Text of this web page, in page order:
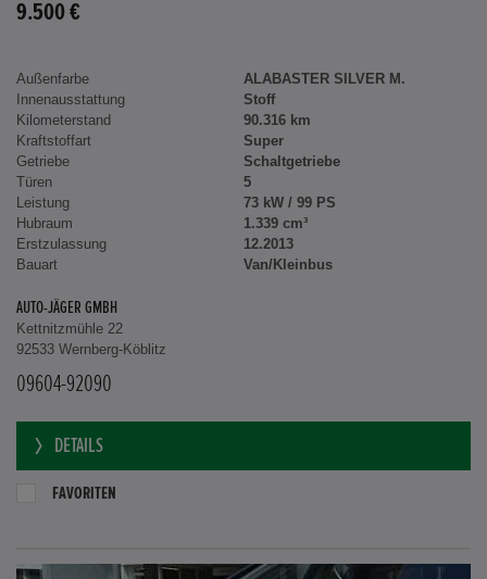
9.500 €
Außenfarbe
ALABASTER SILVER M.
Innenausstattung
Stoff
Kilometerstand
90.316 km
Kraftstoffart
Super
Getriebe
Schaltgetriebe
Türen
5
Leistung
73 kW / 99 PS
Hubraum
1.339 cm³
Erstzulassung
12.2013
Bauart
Van/Kleinbus
AUTO-JÄGER GMBH
Kettnitzmühle 22
92533 Wernberg-Köblitz
09604-92090
DETAILS
FAVORITEN